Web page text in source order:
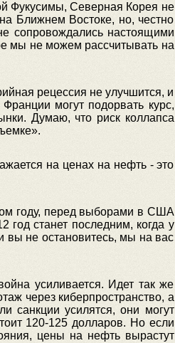
Фукусимы, Северная Корея не
Ближнем Востоке, но, честно
сопровождались настоящими
мы не можем рассчитывать на
рецессия не улучшится, и
могут подорвать курс,
Думаю, что риск коллапса
на ценах на нефть - это
году, перед выборами в США
год станет последним, когда у
вы не остановитесь, мы на вас
усиливается. Идет так же
через киберпространство, а
санкции усилятся, они могут
120-125 долларов. Но если
цены на нефть вырастут